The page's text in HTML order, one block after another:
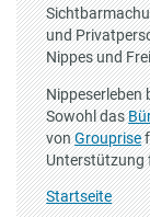
und
Nippes und
Nippeserleben
Sowohl das
vonGrouprise
Unterstützung
Startseite